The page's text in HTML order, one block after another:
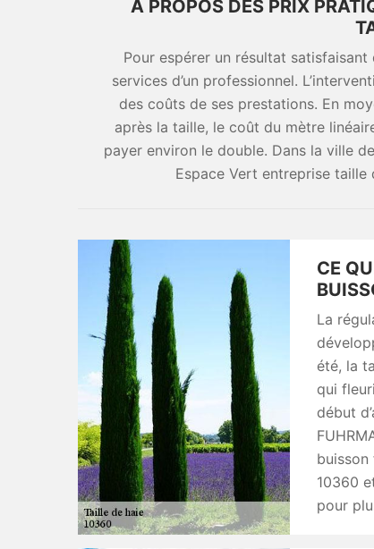
À PROPOS DES PRIX
Pour espérer un résultat
services d’un professionnel.
des coûts de ses prestations. En
après la taille, le coût du mètre
payer environ le double. Dans la ville
Espace Vert entreprise taille
CE
La
été, la
qui
début
10360
pour